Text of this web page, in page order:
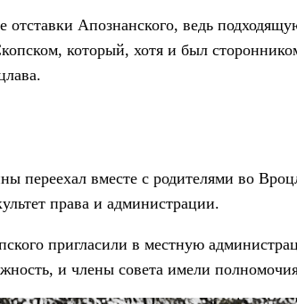
Апознанского, ведь
который, хотя и был
переехал вместе с родителями во
права и администрации.
пригласили в местную
и члены совета имели